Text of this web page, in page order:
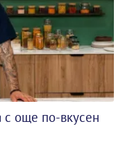
с още по-вкусен